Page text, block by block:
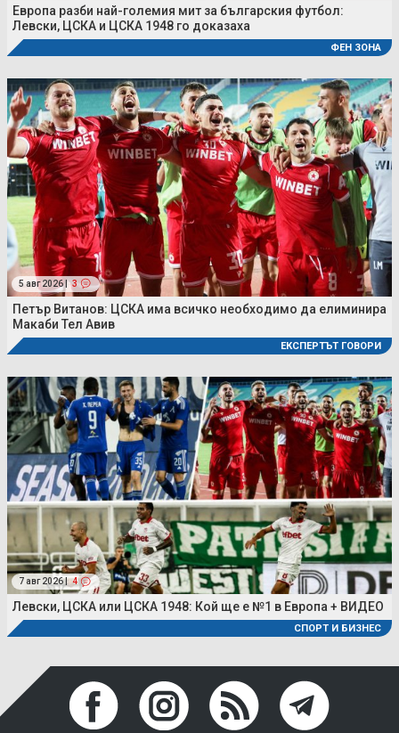
Европа разби най-големия мит за българския футбол:
Левски, ЦСКА и ЦСКА 1948 го доказаха
ФЕН ЗОНА
5 авг 2026 | 3
Петър Витанов: ЦСКА има всичко необходимо да елиминира
Макаби Тел Авив
ЕКСПЕРТЪТ ГОВОРИ
7 авг 2026 | 4
Левски, ЦСКА или ЦСКА 1948: Кой ще е №1 в Европа + ВИДЕО
СПОРТ И БИЗНЕС